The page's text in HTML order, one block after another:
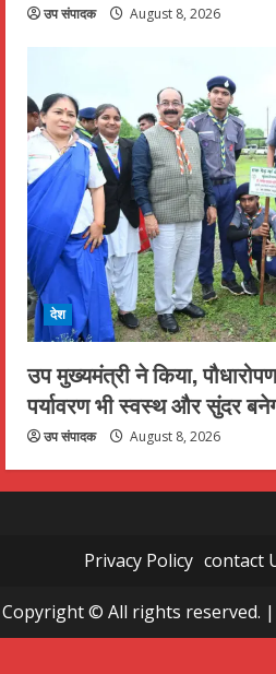
उप संपादक August 8, 2026
देश
उप मुख्यमंत्री ने किया,
पर्यावरण भी स्वस्थ और सुंदर
उप संपादक August 8, 2026
Privacy Policy contact
Copyright © All rights reserved. |